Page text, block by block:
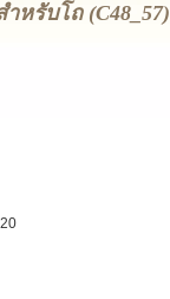
หรับโถ (c48_57)